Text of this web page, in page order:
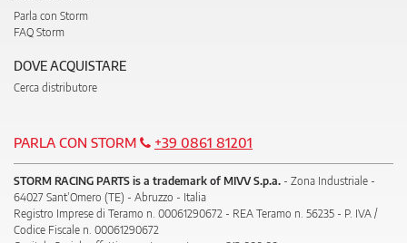
Parla con Storm
FAQ Storm
DOVE ACQUISTARE
Cerca distributore
PARLA CON STORM +39 0861 81201
STORM RACING PARTS is a trademark of MIVV S.p.a. - Zona Industriale -
64027 Sant’Omero (TE) - Abruzzo - Italia
Registro Imprese di Teramo n. 00061290672 - REA Teramo n. 56235 - P. IVA /
Codice Fiscale n. 00061290672